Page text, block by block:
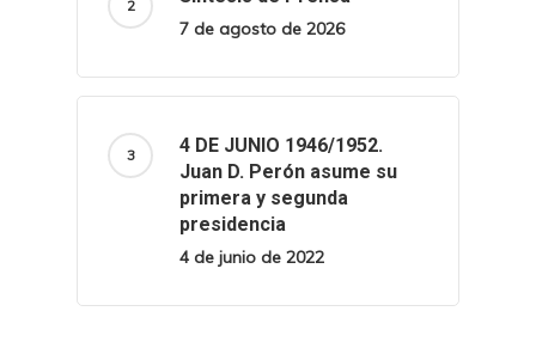
7 de agosto de 2026
4 DE JUNIO 1946/1952.
Juan D. Perón asume su
primera y segunda
presidencia
4 de junio de 2022